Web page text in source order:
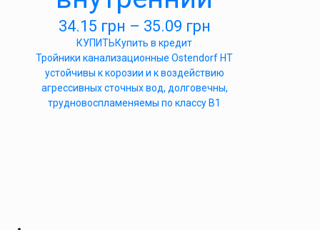
34.15 грн – 35.09 грн
КУПИТЬКупить в кредит
Тройники канализационные Ostendorf HT
устойчивы к корозии и к воздействию
агрессивных сточных вод, долговечны,
трудновоспламеняемы по классу B1